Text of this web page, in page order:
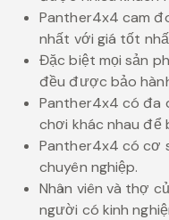
Panther4x4 cam
nhất với giá tốt
Đặc biệt mọi sản
đều được bảo
Panther4x4 có đa
chơi khác nhau để
Panther4x4 có cơ
chuyên nghiệp.
Nhân viên và thợ
người có kinh